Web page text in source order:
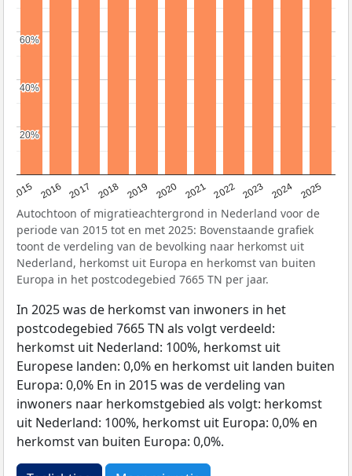
2015 2016 2017 2018 2019 2020 2021 2022 2023 2024 2025
20%
20%
40%
40%
60%
60%
Autochtoon of migratieachtergrond in Nederland voor de
periode van 2015 tot en met 2025: Bovenstaande grafiek
toont de verdeling van de bevolking naar herkomst uit
Nederland, herkomst uit Europa en herkomst van buiten
Europa in het postcodegebied 7665 TN per jaar.
In 2025 was de herkomst van inwoners in het
postcodegebied 7665 TN als volgt verdeeld:
herkomst uit Nederland: 100%, herkomst uit
Europese landen: 0,0% en herkomst uit landen buiten
Europa: 0,0% En in 2015 was de verdeling van
inwoners naar herkomstgebied als volgt: herkomst
uit Nederland: 100%, herkomst uit Europa: 0,0% en
herkomst van buiten Europa: 0,0%.